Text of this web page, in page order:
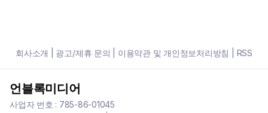
회사소개 광고/제휴 문의 이용약관 및 개인정보처리방침 RSS
언블록미디어
사업자 번호 : 785-86-01045